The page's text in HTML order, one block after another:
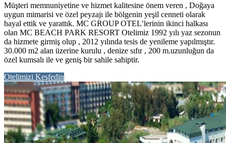
Müşteri memnuniyetine ve hizmet kalitesine önem veren , Doğaya
uygun mimarisi ve özel peyzajı ile bölgenin yeşil cenneti olarak
hayal ettik ve yarattık. MC GROUP OTEL’lerinin ikinci halkası
olan MC BEACH PARK RESORT Otelimiz 1992 yılı yaz sezonun
da hizmete girmiş olup , 2012 yılında tesis de yenileme yapılmıştır.
30.000 m2 alan üzerine kurulu , denize sıfır , 200 m.uzunluğun da
özel kumsalı ile ve geniş bir sahile sahiptir.
Otelimizi Keşfedin